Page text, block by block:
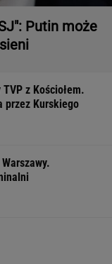
Putin może
z Kościołem.
przez Kurskiego